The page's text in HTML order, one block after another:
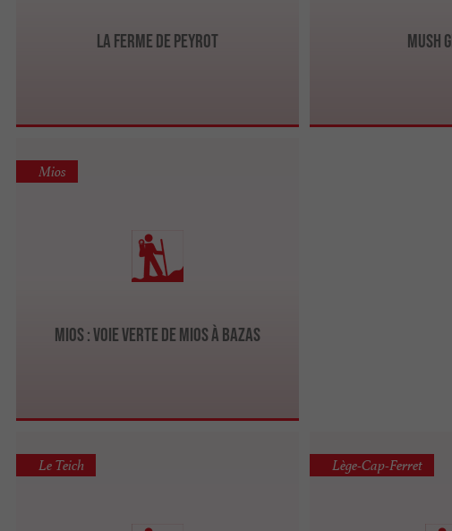
La Ferme de Peyrot Mush
Mios : Voie Verte de Mios à Bazas
Mios
Le Teich Lège-Cap-Ferret